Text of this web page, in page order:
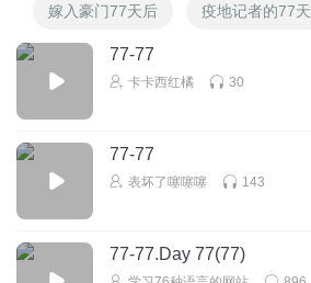
嫁入豪门77天后 疫地记者的77天
77-77
卡卡西红橘 30
77-77
表坏了噻噻噻 143
77-77.Day 77(77)